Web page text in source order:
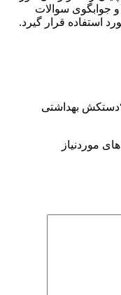
جوابگوی سوالات
استفاده قرار گیرد.
بهداشتی
موردنیاز